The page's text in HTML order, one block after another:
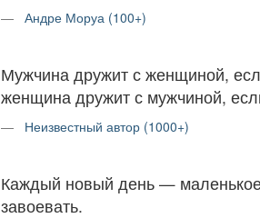
Андре Моруа (100+)
Мужчина дружит с женщиной,
женщина дружит с мужчиной,
Неизвестный автор (1000+)
Каждый новый день —
завоевать.